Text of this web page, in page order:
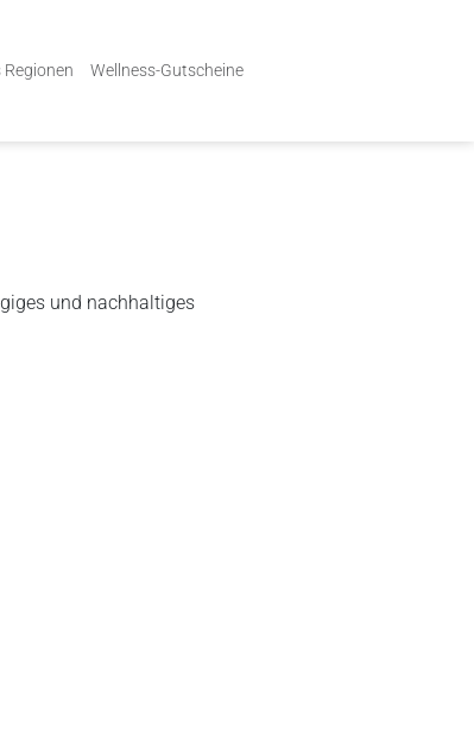
Regionen Wellness-Gutscheine
und nachhaltiges